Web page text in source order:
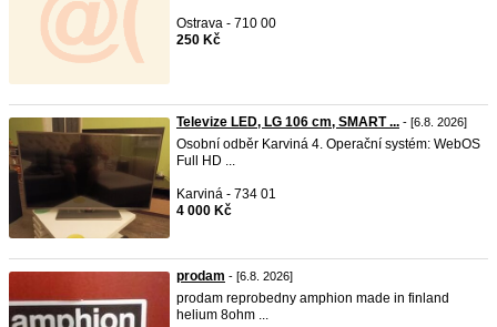
Ostrava - 710 00
250 Kč
Televize LED, LG 106 cm, SMART ... - [6.8. 2026]
Osobní odběr Karviná 4. Operační systém: WebOS
Full HD ...
Karviná - 734 01
4 000 Kč
prodam - [6.8. 2026]
prodam reprobedny amphion made in finland
helium 8ohm ...